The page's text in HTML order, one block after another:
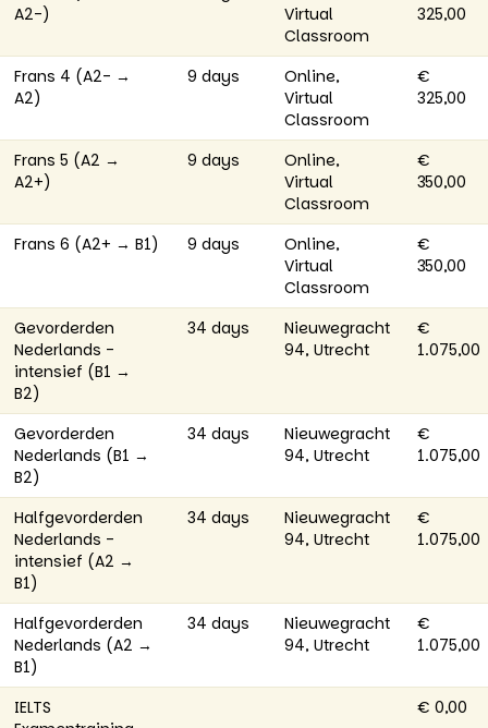
A2-)
Virtual
Classroom
325,00
Frans 4 (A2- →
A2)
9 days
Online,
Virtual
Classroom
€
325,00
Frans 5 (A2 →
A2+)
9 days
Online,
Virtual
Classroom
€
350,00
Frans 6 (A2+ → B1) 9 days
Online,
Virtual
Classroom
€
350,00
Gevorderden
Nederlands -
intensief (B1 →
B2)
34 days
Nieuwegracht
94, Utrecht
€
1.075,00
Gevorderden
Nederlands (B1 →
B2)
34 days
Nieuwegracht
94, Utrecht
€
1.075,00
Halfgevorderden
Nederlands -
intensief (A2 →
B1)
34 days
Nieuwegracht
94, Utrecht
€
1.075,00
Halfgevorderden
Nederlands (A2 →
B1)
34 days
Nieuwegracht
94, Utrecht
€
1.075,00
IELTS
€ 0,00